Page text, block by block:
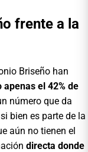
frente a la
Briseño han
apenas el 42% de
número que da
bien es parte de la
aún no tienen el
directa donde